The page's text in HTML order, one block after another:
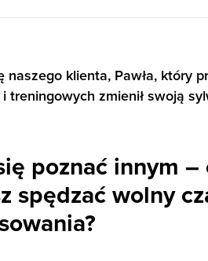
naszego klienta, Pawła, który
treningowych zmienił swoją
poznać innym
spędzać wolny